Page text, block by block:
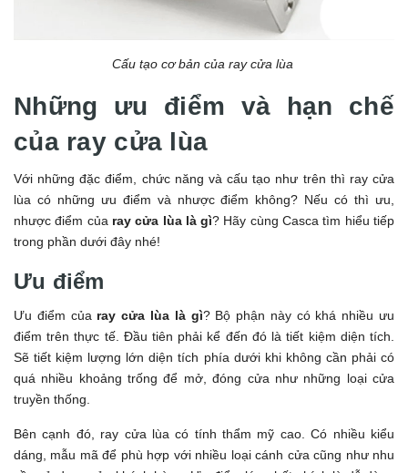
Cấu tạo cơ bản của ray cửa lùa
Những ưu điểm và hạn chế
của ray cửa lùa
Với những đặc điểm, chức năng và cấu tạo như trên thì ray cửa
lùa có những ưu điểm và nhược điểm không? Nếu có thì ưu,
nhược điểm của ray cửa lùa là gì? Hãy cùng Casca tìm hiểu tiếp
trong phần dưới đây nhé!
Ưu điểm
Ưu điểm của ray cửa lùa là gì? Bộ phận này có khá nhiều ưu
điểm trên thực tế. Đầu tiên phải kể đến đó là tiết kiệm diện tích.
Sẽ tiết kiệm lượng lớn diện tích phía dưới khi không cần phải có
quá nhiều khoảng trống để mở, đóng cửa như những loại cửa
truyền thống.
Bên cạnh đó, ray cửa lùa có tính thẩm mỹ cao. Có nhiều kiểu
dáng, mẫu mã để phù hợp với nhiều loại cánh cửa cũng như nhu